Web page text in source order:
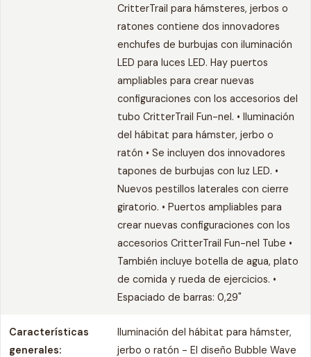
CritterTrail para hámsteres, jerbos o
ratones contiene dos innovadores
enchufes de burbujas con iluminación
LED para luces LED. Hay puertos
ampliables para crear nuevas
configuraciones con los accesorios del
tubo CritterTrail Fun-nel. • Iluminación
del hábitat para hámster, jerbo o
ratón • Se incluyen dos innovadores
tapones de burbujas con luz LED. •
Nuevos pestillos laterales con cierre
giratorio. • Puertos ampliables para
crear nuevas configuraciones con los
accesorios CritterTrail Fun-nel Tube •
También incluye botella de agua, plato
de comida y rueda de ejercicios. •
Espaciado de barras: 0,29"
Características
generales:
Iluminación del hábitat para hámster,
jerbo o ratón - El diseño Bubble Wave